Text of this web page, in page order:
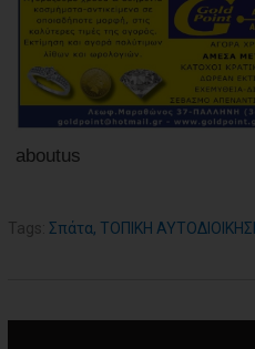
aboutus
Tags: Σπάτα, ΤΟΠΙΚΗ